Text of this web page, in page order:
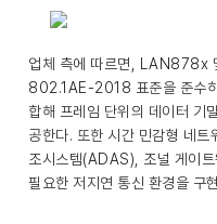
업체 측에 따르면, LAN878x
802.1AE-2018 표준을 준수
합해 프레임 단위의 데이터 기
공한다. 또한 시간 민감형 네
조시스템(ADAS), 조널 게이트
필요한 저지연 통신 환경을 구